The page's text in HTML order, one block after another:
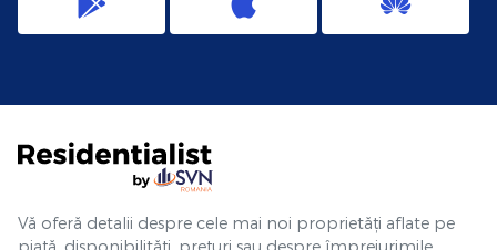
Vă oferă detalii despre cele mai noi proprietăți aflate pe
piață, disponibilități, prețuri sau despre împrejurimile